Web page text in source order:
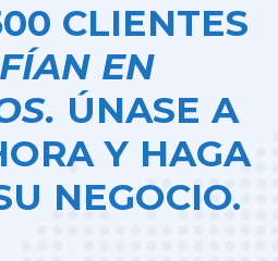
CLIENTES
EN
ÚNASE A
Y HAGA
NEGOCIO.